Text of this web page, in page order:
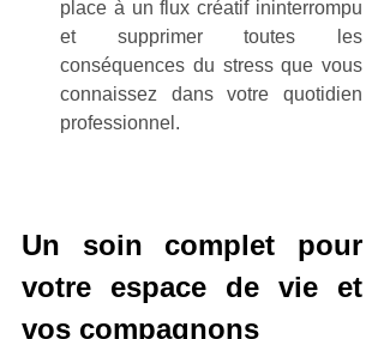
place à un flux créatif ininterrompu
et supprimer toutes les
conséquences du stress que vous
connaissez dans votre quotidien
professionnel.
Un soin complet pour
votre espace de vie et
vos compagnons